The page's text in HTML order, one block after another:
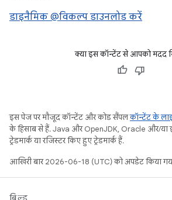
डाइनैमिक @विकल्प डाउनलोड करें
क्या इस कॉन्टेंट से आपको मदद
इस पेज पर मौजूद कॉन्टेंट और कोड सैंपलकॉन्टेंट के
के हिसाब से हैं. Java और OpenJDK, Oracle और/
ट्रेडमार्क या रजिस्टर किए हुए ट्रेडमार्क हैं.
आखिरी बार 2026-06-18 (UTC) को अपडेट किया
बिल्ड